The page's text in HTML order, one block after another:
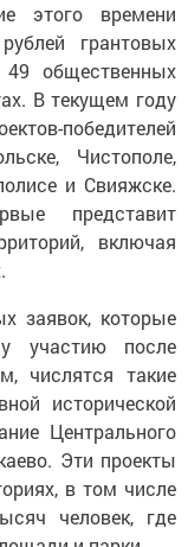
этого времени
грантовых
49 общественных
В текущем году
победителей
Чистополе,
и Свияжске.
представит
включая
заявок, которые
участию после
числятся такие
исторической
Центрального
Эти проекты
в том числе
человек, где